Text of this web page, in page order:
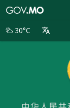
别
30°C